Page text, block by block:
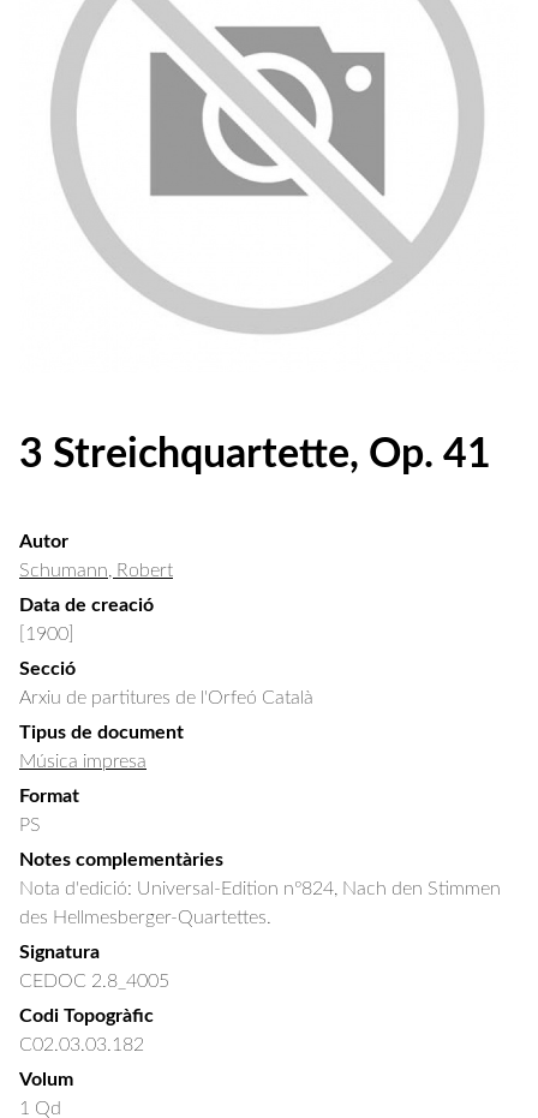
3 Streichquartette, Op. 41
Autor
Schumann, Robert
Data de creació
[1900]
Secció
Arxiu de partitures de l'Orfeó Català
Tipus de document
Música impresa
Format
PS
Notes complementàries
Nota d'edició: Universal-Edition nº824, Nach den Stimmen
des Hellmesberger-Quartettes.
Signatura
CEDOC 2.8_4005
Codi Topogràfic
C02.03.03.182
Volum
1 Qd